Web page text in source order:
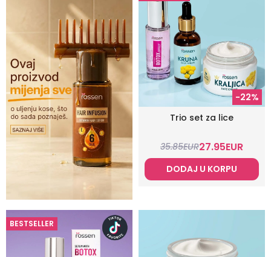
-22%
Trio set za lice
35.85EUR27.95EUR
DODAJ U KORPU
BESTSELLER